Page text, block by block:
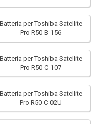
Batteria per Toshiba Satellite
Pro R50-B-156
Batteria per Toshiba Satellite
Pro R50-C-107
Batteria per Toshiba Satellite
Pro R50-C-02U